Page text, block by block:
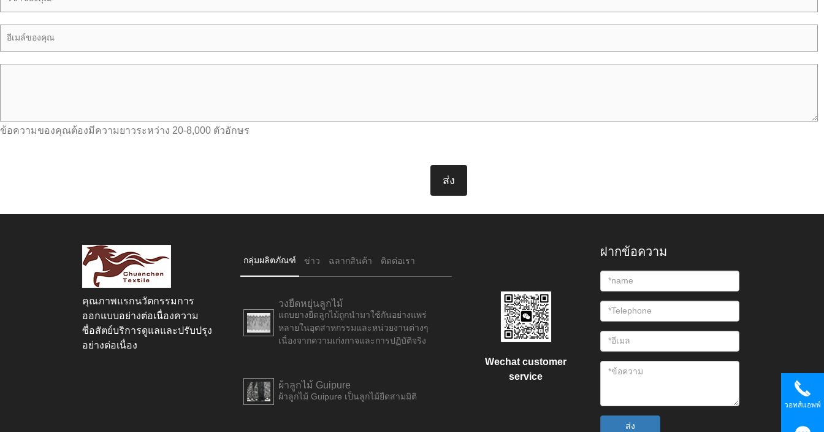
ข้อความของคุณต้องมีความยาวระหว่าง 20-8,000 ตัวอักษร
คุณภาพแรกนวัตกรรมการ
ออกแบบอย่างต่อเนื่องความ
ซื่อสัตย์บริการดูแลและปรับปรุง
อย่างต่อเนื่อง
กลุ่มผลิตภัณฑ์ ข่าว ฉลากสินค้า ติดต่อเรา
วงยืดหยุ่นลูกไม้
แถบยางยืดลูกไม้ถูกนำมาใช้กันอย่างแพร่
หลายในอุตสาหกรรมและหน่วยงานต่างๆ
เนื่องจากความเก่งกาจและการปฏิบัติจริง
ผ้าลูกไม้ Guipure
ผ้าลูกไม้ Guipure เป็นลูกไม้ยืดสามมิติ
Wechat customer
service
ฝากข้อความ
ส่ง
วอทส์แอพพ์